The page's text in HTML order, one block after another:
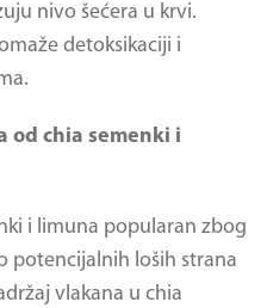
nivo šećera u krvi.
detoksikaciji i
od chia semenki i
i limuna popularan zbog
potencijalnih loših strana
vlakana u chia